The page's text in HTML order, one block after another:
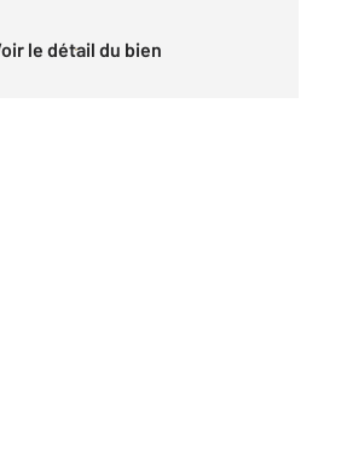
Voir le détail du bien